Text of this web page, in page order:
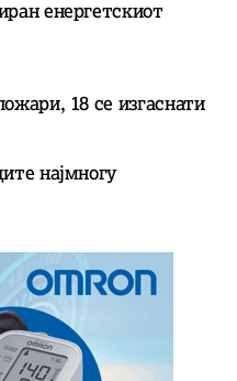
енергетскиот
18 се изгаснати
најмногу